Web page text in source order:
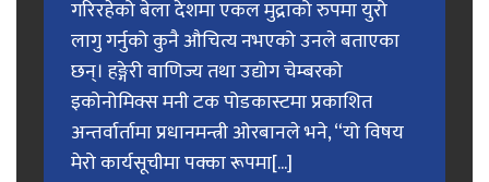
गरिरहेको बेला देशमा एकल मुद्राको रुपमा युरो
लागु गर्नुको कुनै औचित्य नभएको उनले बताएका
छन्। हङ्गेरी वाणिज्य तथा उद्योग चेम्बरको
इकोनोमिक्स मनी टक पोडकास्टमा प्रकाशित
अन्तर्वार्तामा प्रधानमन्त्री ओरबानले भने, “यो विषय
मेरो कार्यसूचीमा पक्का रूपमा[...]